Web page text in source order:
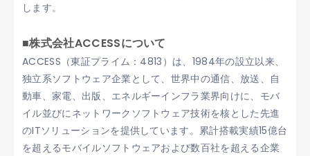
します。
■株式会社ACCESSについて
ACCESS（東証プライム：4813）は、1984年の設立以来、
独立系ソフトウェア企業として、世界中の通信、放送、自
動車、家電、出版、エネルギーインフラ業界向けに、モバ
イル並びにネットワークソフトウェア技術を核とした先進
のITソリューションを提供しています。累計搭載実績15億台
を超えるモバイルソフトウェアおよび数百社を超える企業